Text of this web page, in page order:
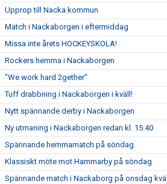
Upprop till Nacka kommun
Match i Nackaborgen i eftermiddag
Missa inte årets HOCKEYSKOLA!
Rockers hemma i Nackaborgen
"We work hard 2gether"
Tuff drabbning i Nackaborgen i kväll!
Nytt spännande derby i Nackaborgen
Ny utmaning i Nackaborgen redan kl. 15:40
Spännande hemmamatch på söndag
Klassiskt möte mot Hammarby på söndag
Spännande match i Nackaborg på onsdag kväll